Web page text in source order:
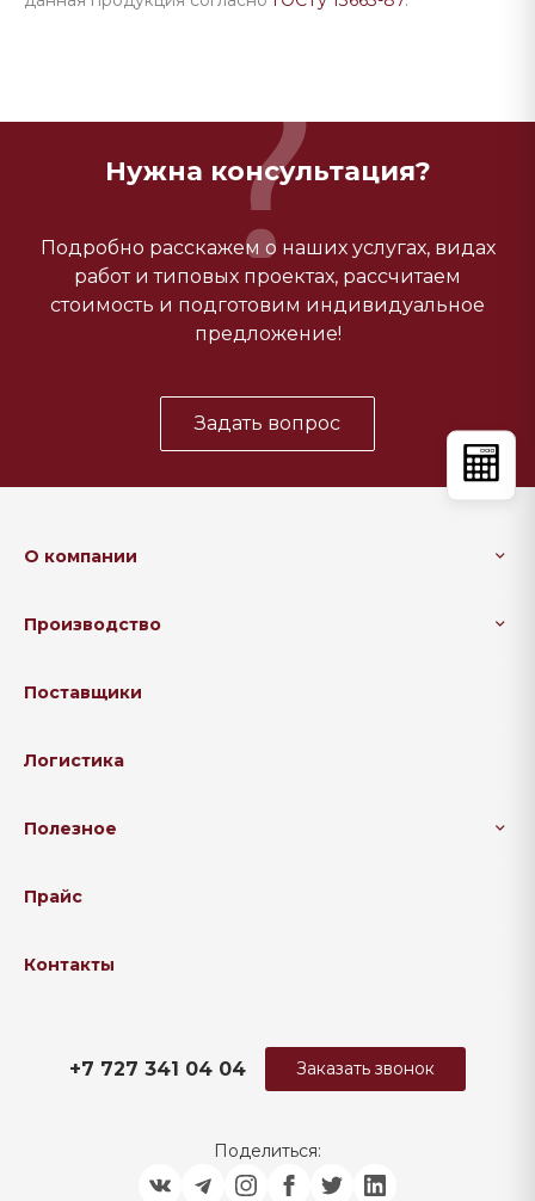
Нужна консультация?
Подробно расскажем о наших услугах, видах
работ и типовых проектах, рассчитаем
стоимость и подготовим индивидуальное
предложение!
Задать вопрос
О компании
Производство
Поставщики
Логистика
Полезное
Прайс
Контакты
+7 727 341 04 04 Заказать звонок
Поделиться: